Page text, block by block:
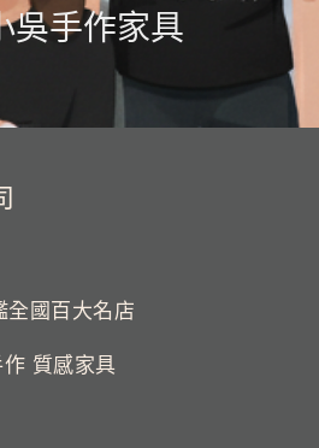
吳手作家具
全國百大名店
質感家具